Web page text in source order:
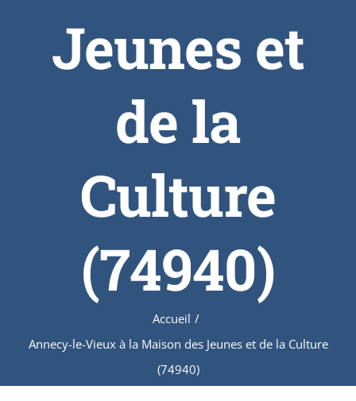
Jeunes et
de la
Culture
(74940)
Accueil /
Annecy-le-Vieux à la Maison des Jeunes et de la Culture
(74940)